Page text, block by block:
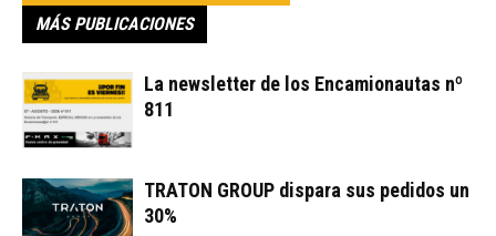
MÁS PUBLICACIONES
La newsletter de los Encamionautas nº
811
TRATON GROUP dispara sus pedidos un
30%